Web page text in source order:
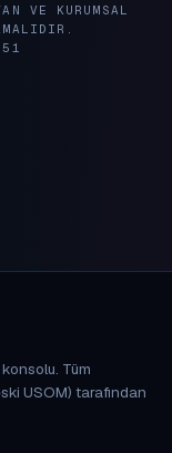
VE KURUMSAL
Tüm
USOM) tarafından